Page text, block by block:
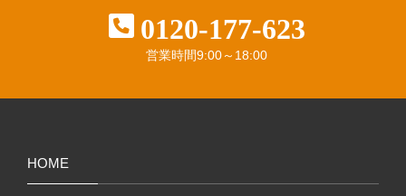
0120-177-623
営業時間9:00～18:00
HOME